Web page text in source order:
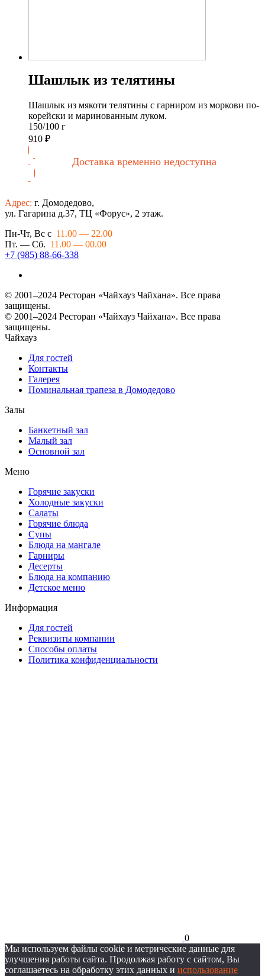
Шашлык из телятины
Шашлык из мякоти телятины с гарниром из моркови по-
корейски и маринованным луком.
150/100 г
910 ₽
Доставка временно недоступна
Адрес: г. Домодедово,
ул. Гагарина д.37, ТЦ «Форус», 2 этаж.
Пн-Чт, Вс с 11.00 — 22.00
Пт. — Сб. 11.00 — 00.00
+7 (985) 88-66-338
© 2001–2024 Ресторан «Чайхауз Чайхана». Все права
защищены.
© 2001–2024 Ресторан «Чайхауз Чайхана». Все права
защищены.
Чайхауз
Для гостей
Контакты
Галерея
Поминальная трапеза в Домодедово
Залы
Банкетный зал
Малый зал
Основной зал
Меню
Горячие закуски
Холодные закуски
Салаты
Горячие блюда
Супы
Блюда на мангале
Гарниры
Десерты
Блюда на компанию
Детское меню
Информация
Для гостей
Реквизиты компании
Способы оплаты
Политика конфиденциальности
0
Мы используем файлы cookie и метрические данные для
улучшения работы сайта. Продолжая работу с сайтом, Вы
соглашаетесь на обработку этих данных и использование